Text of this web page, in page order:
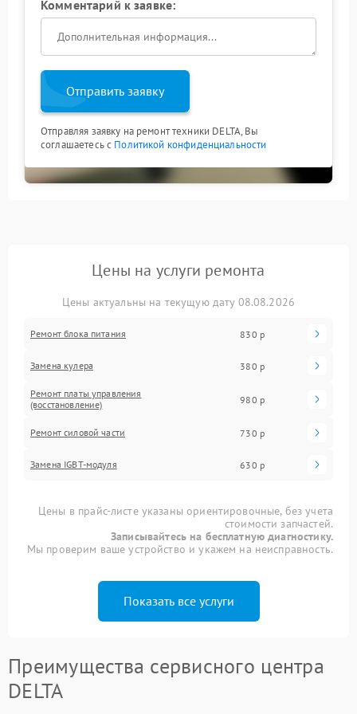
Комментарий к заявке:
Отправить заявку
Отправляя заявку на ремонт техники DELTA, Вы
соглашаетесь с Политикой конфиденциальности
Цены на услуги ремонта
Цены актуальны на текущую дату 08.08.2026
Ремонт блока питания 830 р
Замена кулера 380 р
Ремонт платы управления
(восстановление)
980 р
Ремонт силовой части 730 р
Замена IGBT-модуля 630 р
Цены в прайс-листе указаны ориентировочные, без учета
стоимости запчастей.
Записывайтесь на бесплатную диагностику.
Мы проверим ваше устройство и укажем на неисправность.
Показать все услуги
Преимущества сервисного центра
DELTA